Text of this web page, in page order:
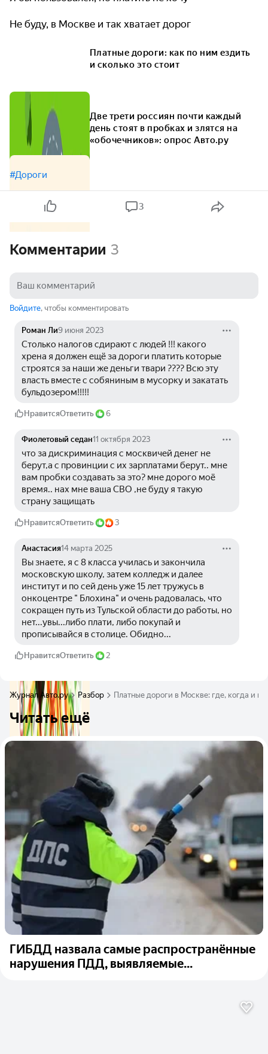
Не буду, в Москве и так хватает дорог
Платные дороги: как по ним ездить
и сколько это стоит
Две трети россиян почти каждый
день стоят в пробках и злятся на
«обочечников»: опрос Авто.ру
#Дороги
3
Комментарии 3
Войдите, чтобы комментировать
Роман Ли9 июня 2023
Столько налогов сдирают с людей !!! какого
хрена я должен ещё за дороги платить которые
строятся за наши же деньги твари ???? Всю эту
власть вместе с собяниным в мусорку и закатать
бульдозером!!!!!
НравитсяОтветить 6
Фиолетовый седан11 октября 2023
что за дискриминация с москвичей денег не
берут,а с провинции с их зарплатами берут.. мне
вам пробки создавать за это? мне дорого моё
время.. нах мне ваша СВО ,не буду я такую
страну защищать
НравитсяОтветить 3
Анастасия14 марта 2025
Вы знаете, я с 8 класса училась и закончила
московскую школу, затем колледж и далее
институт и по сей день уже 15 лет тружусь в
онкоцентре " Блохина" и очень радовалась, что
сокращен путь из Тульской области до работы, но
нет...увы...либо плати, либо покупай и
прописывайся в столице. Обидно...
НравитсяОтветить 2
Журнал Авто.ру Разбор Платные дороги в Москве: где, когда и
Читать ещё
ГИБДД назвала самые распространённые
нарушения ПДД, выявляемые...